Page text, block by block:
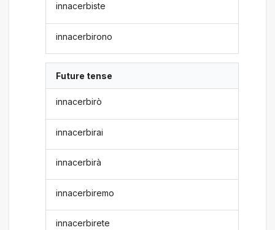
innacerbiste
innacerbirono
Future tense
innacerbirò
innacerbirai
innacerbirà
innacerbiremo
innacerbirete